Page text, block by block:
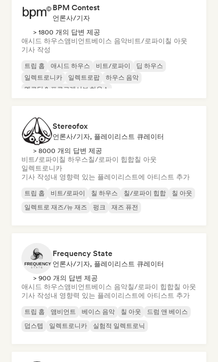
BPM Contest
언론사/기자
> 1800 개의 답변 제공
애시드 하우스앰비언트베이스 음악비트/로파이칠 아웃
기사 작성
트립 홉 애시드 하우스 비트/로파이
딥 하우스
일렉트로니카
일렉트로팝
하우스 음악
멜로딕 & 프로그레시브 하우스
Stereofox
언론사/기자, 플레이리스트 큐레이터
> 8000 개의 답변 제공
비트/로파이칠 하우스칠/로파이 힙합칠 아웃
일렉트로니카
기사 작성내 영향력 있는 플레이리스트에 아티스트 추가
트립 홉 비트/로파이 칠 하우스 칠/로파이 힙합
칠 아웃
일렉트로 재즈/뉴 재즈
펑크 재즈 퓨전
Frequency State
언론사/기자, 플레이리스트 큐레이터
> 900 개의 답변 제공
애시드 하우스앰비언트베이스 음악칠/로파이 힙합칠 아웃
기사 작성내 영향력 있는 플레이리스트에 아티스트 추가
트립 홉 앰비언트 베이스 음악 칠 아웃
드럼 앤 베이스
덥스텝
일렉트로니카 실험적 일렉트로닉